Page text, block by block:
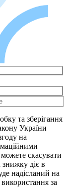
та зберігання
України
на
скасувати
діє в
надісланий на
за